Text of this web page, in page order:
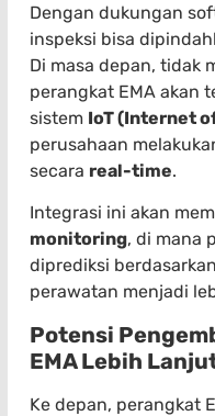
Dengan dukungan
inspeksi bisa
Di masa depan, tidak
perangkat EMA akan
sistem IoT (Internet
perusahaan
secara real-time.
Integrasi ini akan
monitoring, di mana
diprediksi
perawatan menjadi
Potensi
EMA Lebih
Ke depan, perangkat